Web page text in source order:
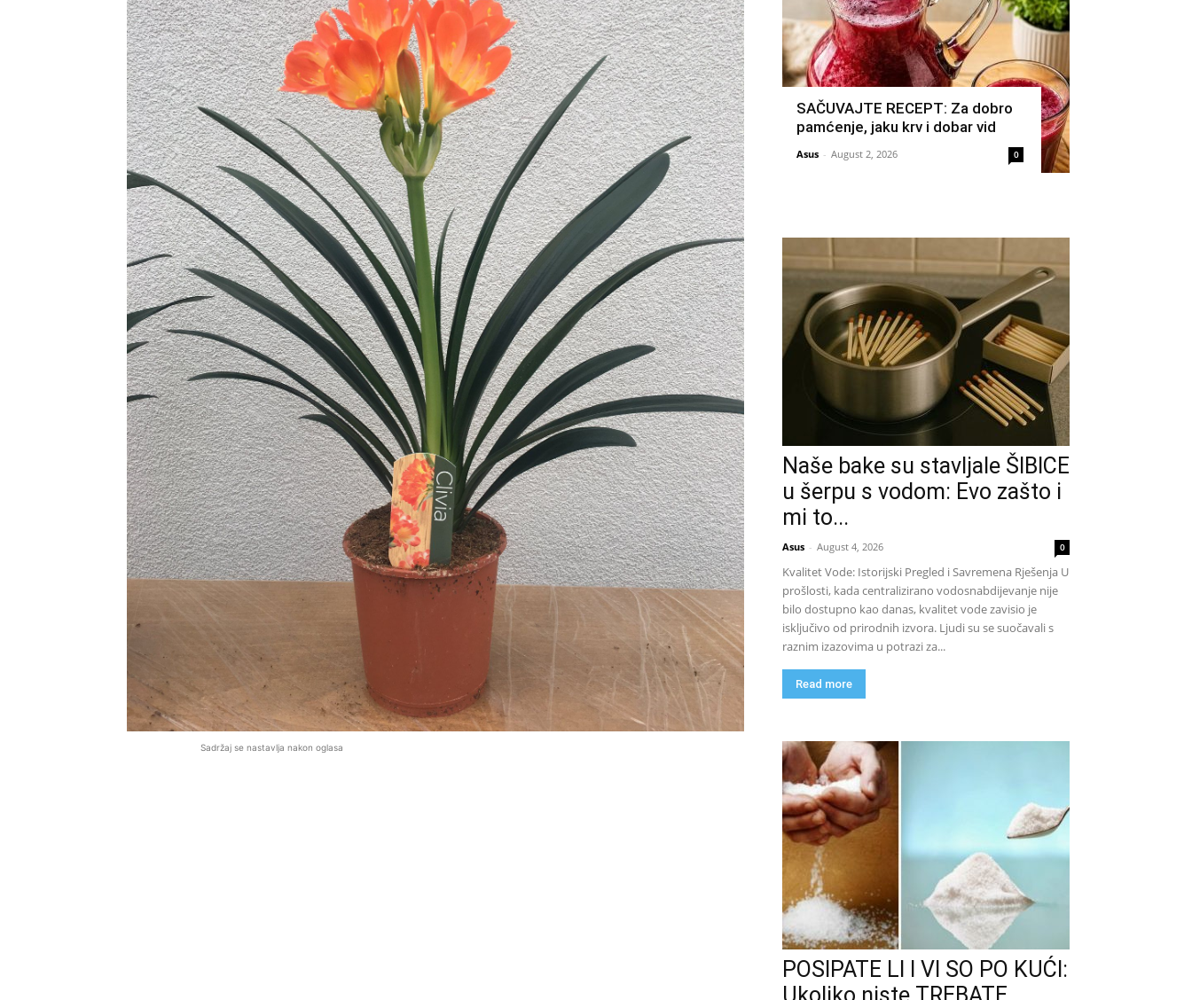
Sadržaj se nastavlja nakon oglasa
SAČUVAJTE RECEPT: Za dobro
pamćenje, jaku krv i dobar vid
Asus - August 2, 2026 0
Naše bake su stavljale ŠIBICE
u šerpu s vodom: Evo zašto i
mi to...
Asus - August 4, 2026 0
Kvalitet Vode: Istorijski Pregled i Savremena Rješenja U
prošlosti, kada centralizirano vodosnabdijevanje nije
bilo dostupno kao danas, kvalitet vode zavisio je
isključivo od prirodnih izvora. Ljudi su se suočavali s
raznim izazovima u potrazi za...
Read more
POSIPATE LI I VI SO PO KUĆI:
Ukoliko niste TREBATE